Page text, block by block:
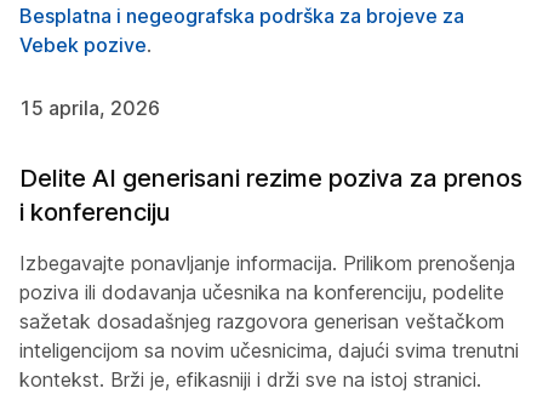
Besplatna i negeografska podrška za brojeve za
Vebek pozive.
15 aprila, 2026
Delite AI generisani rezime poziva za prenos
i konferenciju
Izbegavajte ponavljanje informacija. Prilikom prenošenja
poziva ili dodavanja učesnika na konferenciju, podelite
sažetak dosadašnjeg razgovora generisan veštačkom
inteligencijom sa novim učesnicima, dajući svima trenutni
kontekst. Brži je, efikasniji i drži sve na istoj stranici.